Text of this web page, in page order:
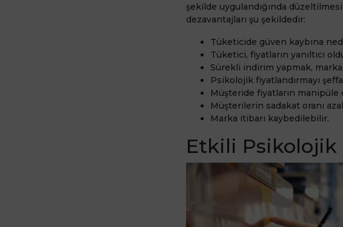
şekilde uygulandığında
dezavantajları şu şekildedir:
Tüketicide güven kaybına
Tüketici, fiyatların yanıltıcı
Sürekli indirim yapmak,
Psikolojik fiyatlandırmayı
Müşteride fiyatların
Müşterilerin sadakat oranı
Marka itibarı kaybedilebilir.
Etkili Psikolojik